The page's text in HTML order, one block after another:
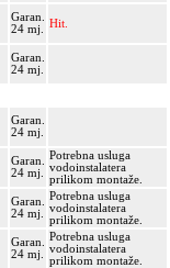
Garan.
24 mj.
Hit.
Garan.
24 mj.
Garan.
24 mj.
Garan.
24 mj.
Potrebna usluga
vodoinstalatera
prilikom montaže.
Garan.
24 mj.
Potrebna usluga
vodoinstalatera
prilikom montaže.
Garan.
24 mj.
Potrebna usluga
vodoinstalatera
prilikom montaže.